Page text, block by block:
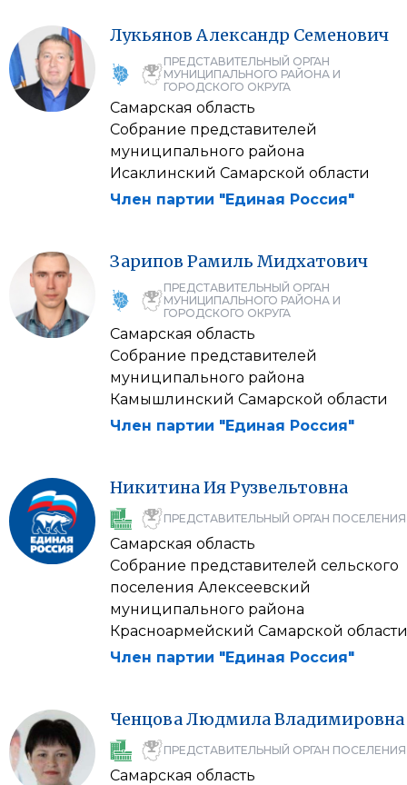
Лукьянов Александр Семенович
ПРЕДСТАВИТЕЛЬНЫЙ ОРГАН
МУНИЦИПАЛЬНОГО РАЙОНА И
ГОРОДСКОГО ОКРУГА
Самарская область
Собрание представителей
муниципального района
Исаклинский Самарской области
Член партии "Единая Россия"
Зарипов Рамиль Мидхатович
ПРЕДСТАВИТЕЛЬНЫЙ ОРГАН
МУНИЦИПАЛЬНОГО РАЙОНА И
ГОРОДСКОГО ОКРУГА
Самарская область
Собрание представителей
муниципального района
Камышлинский Самарской области
Член партии "Единая Россия"
НикитинаИяРузвельтовна
ПРЕДСТАВИТЕЛЬНЫЙ ОРГАН ПОСЕЛЕНИЯ
Самарская область
Собрание представителей сельского
поселения Алексеевский
муниципального района
Красноармейский Самарской области
Член партии "Единая Россия"
ЧенцоваЛюдмилаВладимировна
ПРЕДСТАВИТЕЛЬНЫЙ ОРГАН ПОСЕЛЕНИЯ
Самарская область